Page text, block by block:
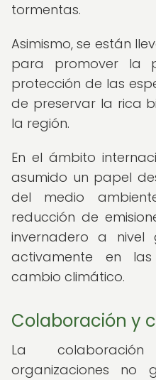
tormentas.
Asimismo, se están
para promover la
protección de las
de preservar la rica
la región.
En el ámbito
asumido un papel
del medio
reducción de
invernadero a
activamente en las
cambio climático.
Colaboración y
La
organizaciones no